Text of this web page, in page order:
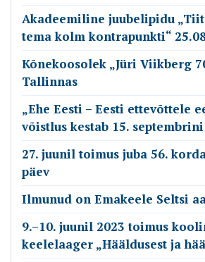
Akadeemiline juubelipidu
tema kolm kontrapunkti“
Kõnekoosolek „Jüri Viikberg
Tallinnas
„Ehe Eesti – Eesti ettevõttele
võistlus kestab 15.
27. juunil toimus juba 56. korda
päev
Ilmunud on Emakeele Seltsi
9.–10. juunil 2023 toimus
keelelaager „Hääldusest ja